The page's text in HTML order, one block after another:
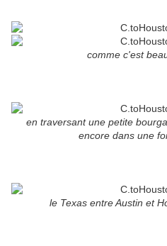
comme c'est
en traversant une petite
encore dans une
le Texas entre Austin et